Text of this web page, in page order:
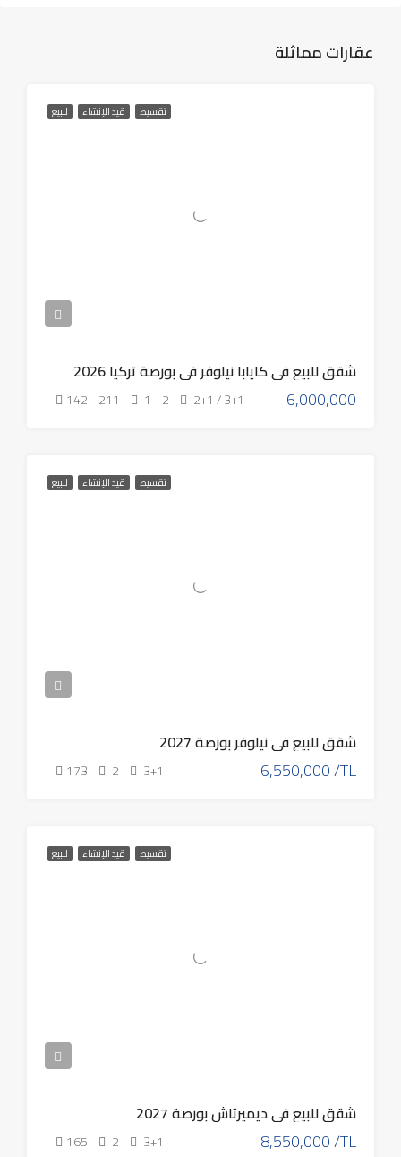
عقارات مماثلة
تقسيط قيد الإنشاء للبيع
شقق للبيع في كايابا نيلوفر في بورصة تركيا 2026
6,000,000
2+1 / 3+1
1 - 2
142 - 211
تقسيط قيد الإنشاء للبيع
شقق للبيع في نيلوفر بورصة 2027
6,550,000 /TL
3+1
2
173
تقسيط قيد الإنشاء للبيع
شقق للبيع في ديميرتاش بورصة 2027
8,550,000 /TL
3+1
2
165